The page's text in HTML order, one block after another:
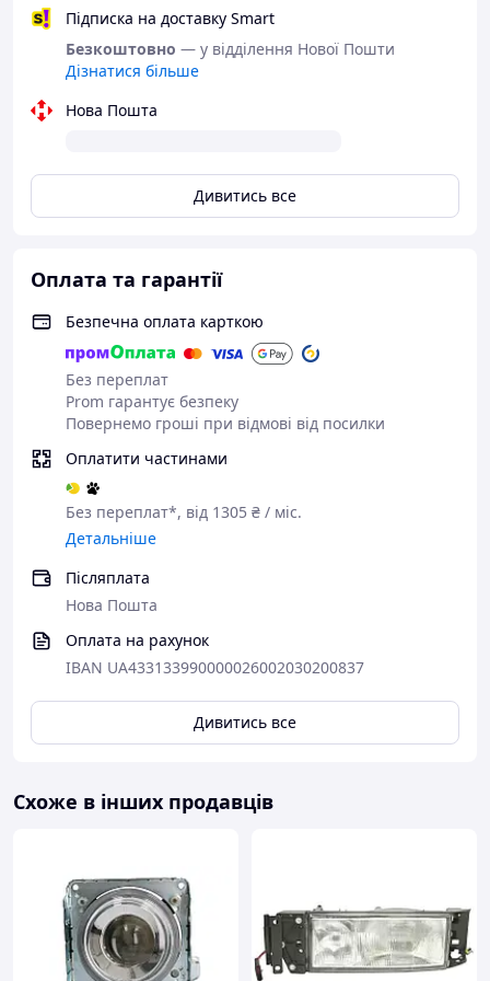
Підписка на доставку Smart
Безкоштовно — у відділення Нової Пошти
Дізнатися більше
Нова Пошта
Дивитись все
Оплата та гарантії
Безпечна оплата карткою
Без переплат
Prom гарантує безпеку
Повернемо гроші при відмові від посилки
Оплатити частинами
Без переплат*, від 1305 ₴ / міс.
Детальніше
Післяплата
Нова Пошта
Оплата на рахунок
IBAN UA433133990000026002030200837
Дивитись все
Схоже в інших продавців